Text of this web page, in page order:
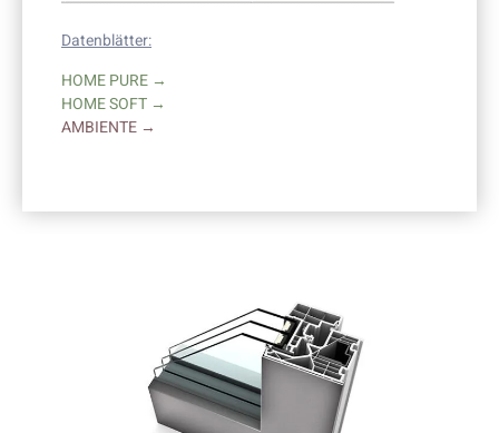
Datenblätter:
HOME PURE →
HOME SOFT →
AMBIENTE →